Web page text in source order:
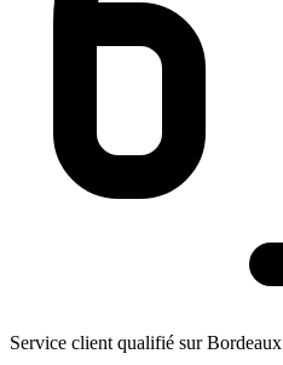
Service client qualifié sur Bordeaux